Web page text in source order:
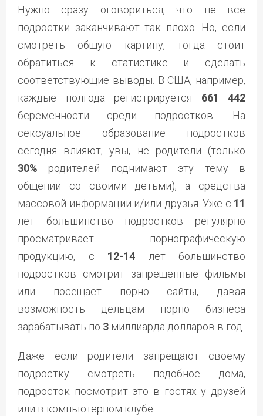
Нужно сразу оговориться, что не все
подростки заканчивают так плохо. Но, если
смотреть общую картину, тогда стоит
обратиться к статистике и сделать
соответствующие выводы. В США, например,
каждые полгода регистрируется 661 442
беременности среди подростков. На
сексуальное образование подростков
сегодня влияют, увы, не родители (только
30% родителей поднимают эту тему в
общении со своими детьми), а средства
массовой информации и/или друзья. Уже с 11
лет большинство подростков регулярно
просматривает порнографическую
продукцию, с 12-14 лет большинство
подростков смотрит запрещённые фильмы
или посещает порно сайты, давая
возможность дельцам порно бизнеса
зарабатывать по 3 миллиарда долларов в год.
Даже если родители запрещают своему
подростку смотреть подобное дома,
подросток посмотрит это в гостях у друзей
или в компьютерном клубе.